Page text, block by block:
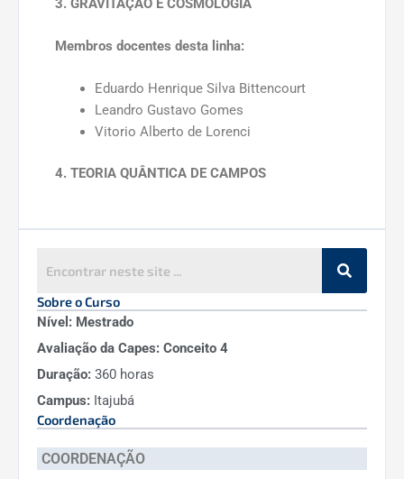
3. GRAVITAÇÃO E COSMOLOGIA
Membros docentes desta linha:
Eduardo Henrique Silva Bittencourt
Leandro Gustavo Gomes
Vitorio Alberto de Lorenci
4. TEORIA QUÂNTICA DE CAMPOS
Edisom de Souza Moreira Junior
Fabricio Augusto Barone Rangel
Vitorio Alberto de Lorenci
Última atualização em:
Sobre o Curso
Nível: Mestrado
Avaliação da Capes: Conceito 4
Duração: 360 horas
Campus: Itajubá
Coordenação
COORDENAÇÃO